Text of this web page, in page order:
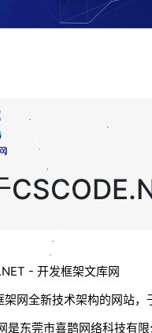
- 开发框架文库网
网全新技术架构的网站，
是东莞市喜鹊网络科技有